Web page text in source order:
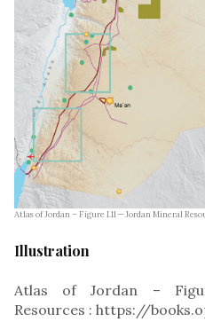
Atlas of Jordan – Figure I.11 — Jordan Mineral
Illustration
Atlas of Jordan –
Resources : https://